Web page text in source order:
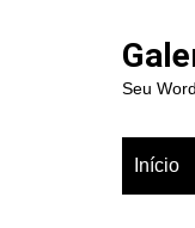
Seu
Início